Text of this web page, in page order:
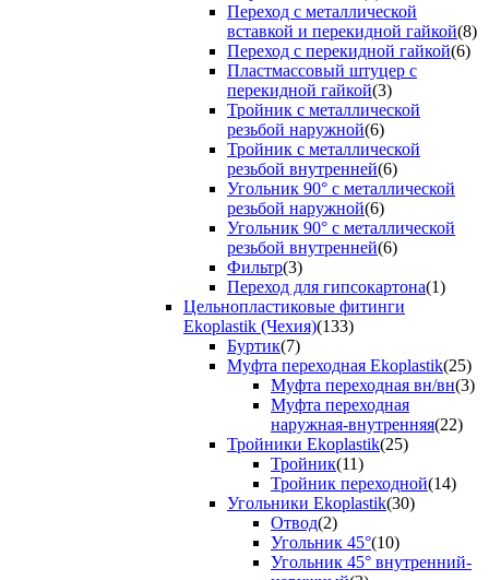
Переход с металлической
вставкой и перекидной гайкой(8)
Переход с перекидной гайкой(6)
Пластмассовый штуцер с
перекидной гайкой(3)
Тройник с металлической
резьбой наружной(6)
Тройник с металлической
резьбой внутренней(6)
Угольник 90° с металлической
резьбой наружной(6)
Угольник 90° с металлической
резьбой внутренней(6)
Фильтр(3)
Переход для гипсокартона(1)
Цельнопластиковые фитинги
Ekoplastik (Чехия)(133)
Буртик(7)
Муфта переходная Ekoplastik(25)
Муфта переходная вн/вн(3)
Муфта переходная
наружная-внутренняя(22)
Тройники Ekoplastik(25)
Тройник(11)
Тройник переходной(14)
Угольники Ekoplastik(30)
Отвод(2)
Угольник 45°(10)
Угольник 45° внутренний-